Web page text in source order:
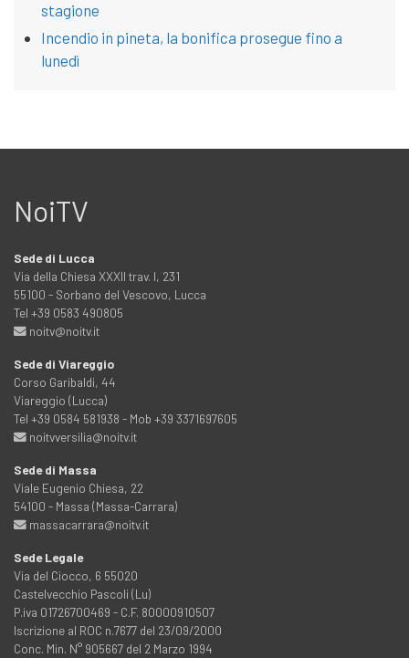
stagione
Incendio in pineta, la bonifica prosegue fino a
lunedì
NoiTV
Sede di Lucca
Via della Chiesa XXXII trav. I, 231
55100 - Sorbano del Vescovo, Lucca
Tel +39 0583 490805
noitv@noitv.it
Sede di Viareggio
Corso Garibaldi, 44
Viareggio (Lucca)
Tel +39 0584 581938 - Mob +39 3371697605
noitvversilia@noitv.it
Sede di Massa
Viale Eugenio Chiesa, 22
54100 - Massa (Massa-Carrara)
massacarrara@noitv.it
Sede Legale
Via del Ciocco, 6 55020
Castelvecchio Pascoli (Lu)
P.iva 01726700469 - C.F. 80000910507
Iscrizione al ROC n.7677 del 23/09/2000
Conc. Min. N° 905667 del 2 Marzo 1994